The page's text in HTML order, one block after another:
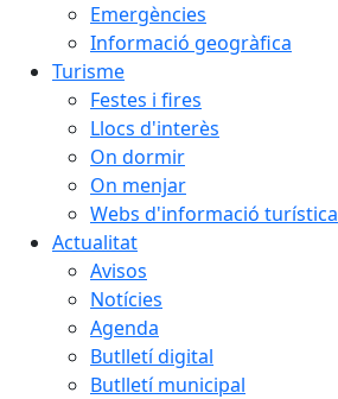
Emergències
Informació geogràfica
Turisme
Festes i fires
Llocs d'interès
On dormir
On menjar
Webs d'informació turística
Actualitat
Avisos
Notícies
Agenda
Butlletí digital
Butlletí municipal